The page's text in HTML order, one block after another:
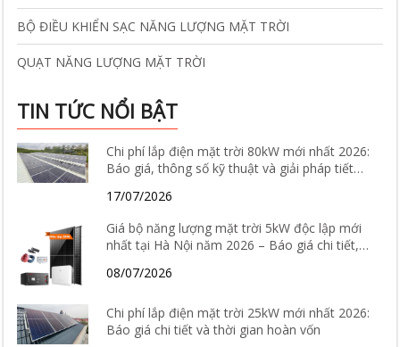
BỘ ĐIỀU KHIỂN SẠC NĂNG LƯỢNG MẶT TRỜI
QUẠT NĂNG LƯỢNG MẶT TRỜI
TIN TỨC NỔI BẬT
Chi phí lắp điện mặt trời 80kW mới nhất 2026:
Báo giá, thông số kỹ thuật và giải pháp tiết
17/07/2026
Giá bộ năng lượng mặt trời 5kW độc lập mới
nhất tại Hà Nội năm 2026 – Báo giá chi tiết,
08/07/2026
Chi phí lắp điện mặt trời 25kW mới nhất 2026:
Báo giá chi tiết và thời gian hoàn vốn